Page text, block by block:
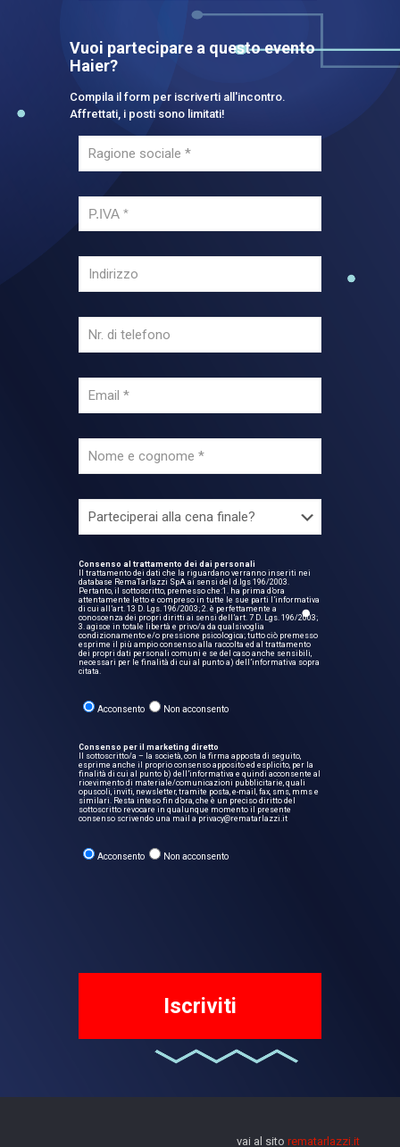
Vuoi partecipare a questo evento
Haier?
Compila il form per iscriverti all'incontro.
Affrettati, i posti sono limitati!
Consenso al trattamento dei dai personali
Il trattamento dei dati che la riguardano verranno inseriti nei
database RemaTarlazzi SpA ai sensi del d.lgs 196/2003.
Pertanto, il sottoscritto, premesso che:1. ha prima d’ora
attentamente letto e compreso in tutte le sue parti l’informativa
di cui all’art. 13 D. Lgs. 196/2003; 2. è perfettamente a
conoscenza dei propri diritti ai sensi dell’art. 7 D. Lgs. 196/2003;
3. agisce in totale libertà e privo/a da qualsivoglia
condizionamento e/o pressione psicologica; tutto ciò premesso
esprime il più ampio consenso alla raccolta ed al trattamento
dei propri dati personali comuni e se del caso anche sensibili,
necessari per le finalità di cui al punto a) dell’informativa sopra
citata.
Acconsento Non acconsento
Consenso per il marketing diretto
Il sottoscritto/a – la società, con la firma apposta di seguito,
esprime anche il proprio consenso apposito ed esplicito, per la
finalità di cui al punto b) dell’informativa e quindi acconsente al
ricevimento di materiale/comunicazioni pubblicitarie, quali
opuscoli, inviti, newsletter, tramite posta, e-mail, fax, sms, mms e
similari. Resta inteso fin d’ora, che è un preciso diritto del
sottoscritto revocare in qualunque momento il presente
consenso scrivendo una mail a privacy@rematarlazzi.it
Acconsento Non acconsento
vai al sito rematarlazzi.it